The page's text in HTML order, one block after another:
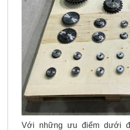
Với những ưu điểm dưới